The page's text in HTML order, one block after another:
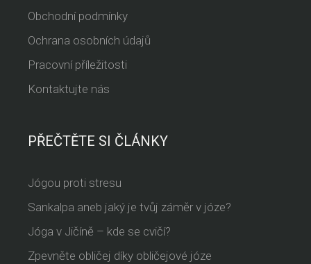
Obchodní podmínky
Ochrana osobních údajů
Pracovní příležitosti
Kontaktujte nás
PŘEČTĚTE SI ČLÁNKY
Jógou proti stresu
Sankalpa aneb jaký je tvůj záměr v józe?
Jóga v Jičíně – kde se cvičí?
Zpevněte obličej díky obličejové józe